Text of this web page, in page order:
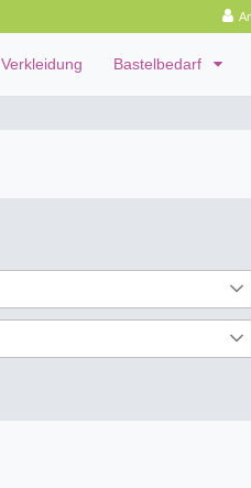
Verkleidung Bastelbedarf
5
5